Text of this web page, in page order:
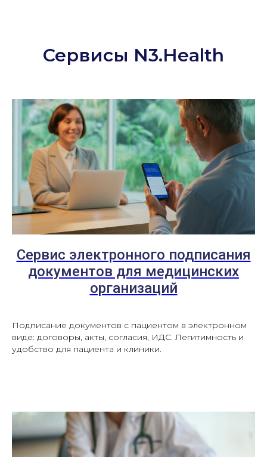
Сервисы N3.Health
Сервис электронного подписания
документов для медицинских
организаций
Подписание документов с пациентом в электронном
виде: договоры, акты, согласия, ИДС. Легитимность и
удобство для пациента и клиники.